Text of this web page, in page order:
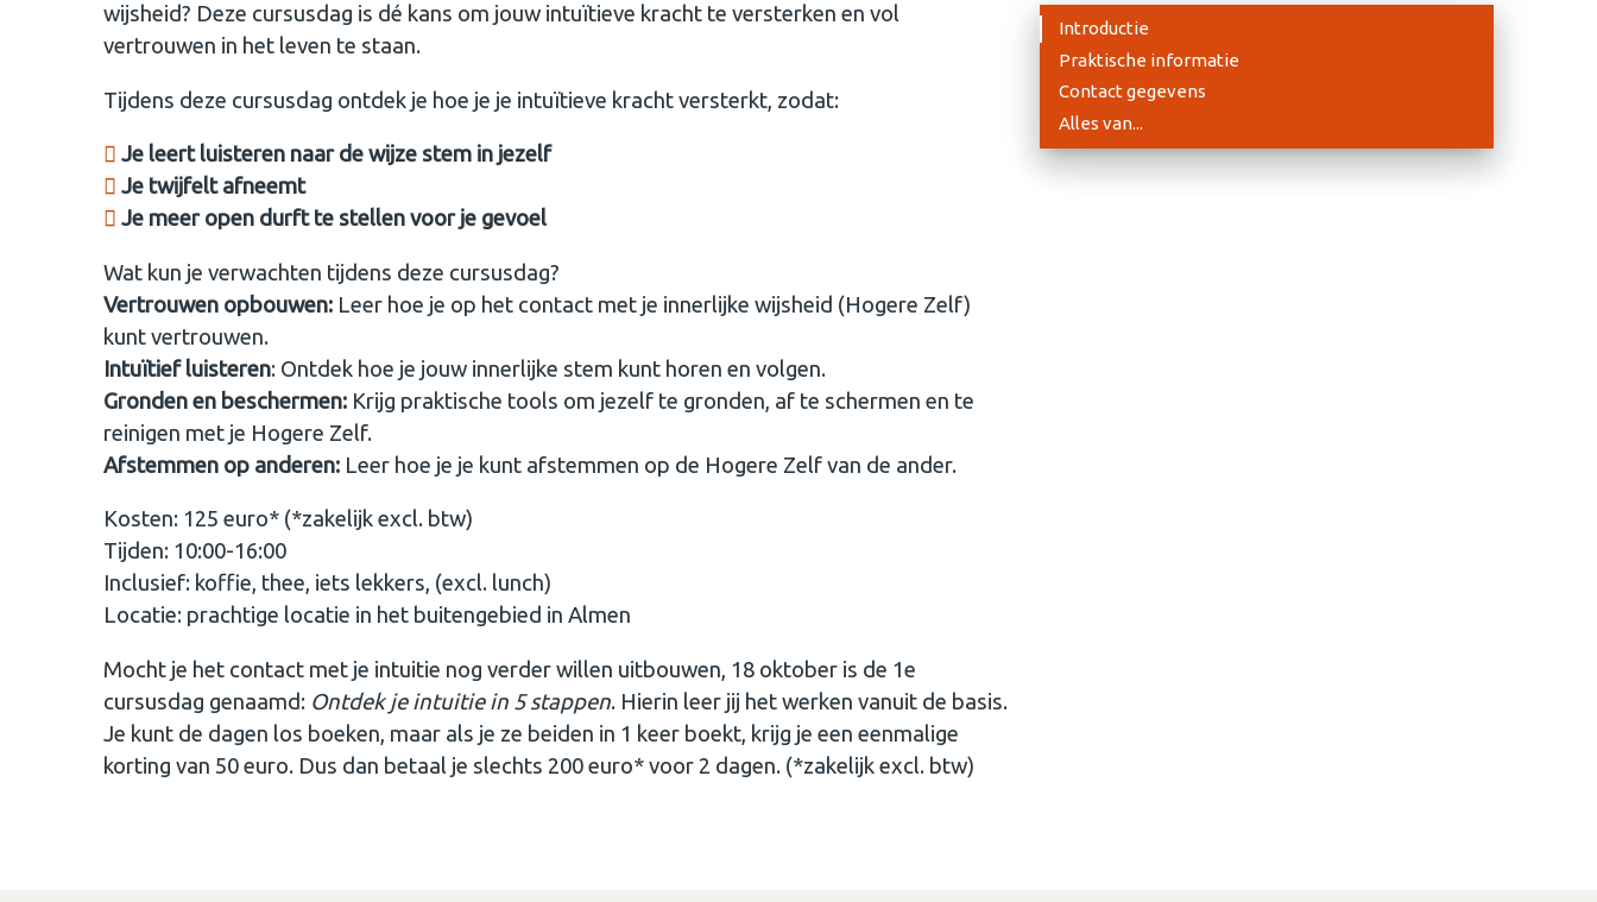
wijsheid? Deze cursusdag is dé kans om jouw intuïtieve kracht te versterken en vol
vertrouwen in het leven te staan.
Tijdens deze cursusdag ontdek je hoe je je intuïtieve kracht versterkt, zodat:
Je leert luisteren naar de wijze stem in jezelf
Je twijfelt afneemt
Je meer open durft te stellen voor je gevoel
Wat kun je verwachten tijdens deze cursusdag?
Vertrouwen opbouwen: Leer hoe je op het contact met je innerlijke wijsheid (Hogere Zelf)
kunt vertrouwen.
Intuïtief luisteren: Ontdek hoe je jouw innerlijke stem kunt horen en volgen.
Gronden en beschermen: Krijg praktische tools om jezelf te gronden, af te schermen en te
reinigen met je Hogere Zelf.
Afstemmen op anderen: Leer hoe je je kunt afstemmen op de Hogere Zelf van de ander.
Kosten: 125 euro* (*zakelijk excl. btw)
Tijden: 10:00-16:00
Inclusief: koffie, thee, iets lekkers, (excl. lunch)
Locatie: prachtige locatie in het buitengebied in Almen
Mocht je het contact met je intuitie nog verder willen uitbouwen, 18 oktober is de 1e
cursusdag genaamd: Ontdek je intuitie in 5 stappen. Hierin leer jij het werken vanuit de basis.
Je kunt de dagen los boeken, maar als je ze beiden in 1 keer boekt, krijg je een eenmalige
korting van 50 euro. Dus dan betaal je slechts 200 euro* voor 2 dagen. (*zakelijk excl. btw)
Introductie
Praktische informatie
Contact gegevens
Alles van...